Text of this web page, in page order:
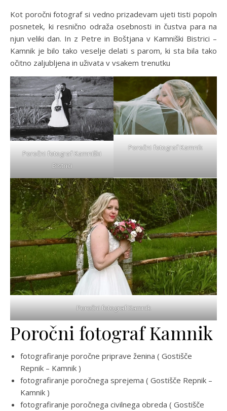
Kot poročni fotograf si vedno prizadevam ujeti tisti popoln
posnetek, ki resnično odraža osebnosti in čustva para na
njun veliki dan. In z Petre in Boštjana v Kamniški Bistrici –
Kamnik je bilo tako veselje delati s parom, ki sta bila tako
očitno zaljubljena in uživata v vsakem trenutku
Poročni fotograf Kamniški
Bistrici
Poročni fotograf Kamnik
Poročni fotograf Kamnik
Poročni fotograf Kamnik
fotografiranje poročne priprave ženina ( Gostišče
Repnik – Kamnik )
fotografiranje poročnega sprejema ( Gostišče Repnik –
Kamnik )
fotografiranje poročnega civilnega obreda ( Gostišče